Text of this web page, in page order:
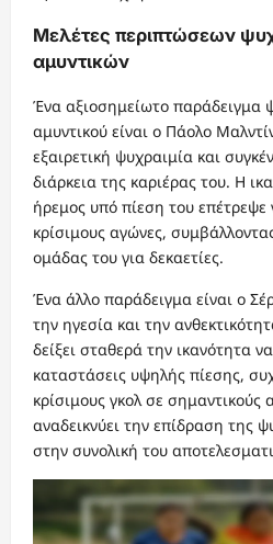
Μελέτες περιπτώσεων
αμυντικών
Ένα αξιοσημείωτο παράδειγμα
αμυντικού είναι ο Πάολο
εξαιρετική ψυχραιμία και
διάρκεια της καριέρας του. Η
ήρεμος υπό πίεση του επέτρεψε
κρίσιμους αγώνες,
ομάδας του για δεκαετίες.
Ένα άλλο παράδειγμα είναι ο
την ηγεσία και την
δείξει σταθερά την ικανότητα
καταστάσεις υψηλής πίεσης,
κρίσιμους γκολ σε σημαντικούς
αναδεικνύει την επίδραση της
στην συνολική του